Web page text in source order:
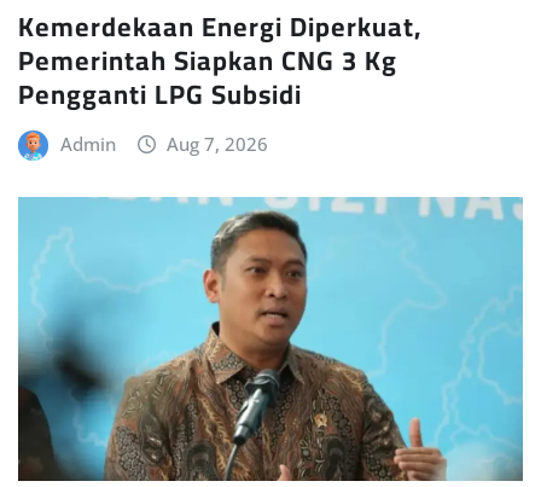
Kemerdekaan Energi Diperkuat,
Pemerintah Siapkan CNG 3 Kg
Pengganti LPG Subsidi
Admin Aug 7, 2026